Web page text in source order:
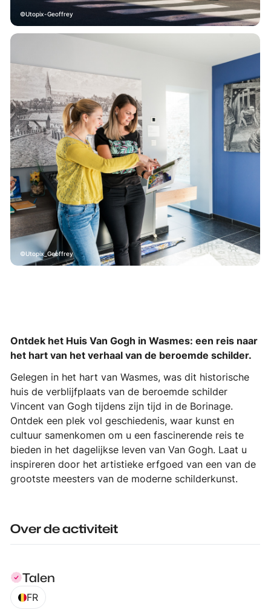
Utopix-Geoffrey
Utopix_Geoffrey
Ontdek het Huis Van Gogh in Wasmes: een reis naar
het hart van het verhaal van de beroemde schilder.
Gelegen in het hart van Wasmes, was dit historische
huis de verblijfplaats van de beroemde schilder
Vincent van Gogh tijdens zijn tijd in de Borinage.
Ontdek een plek vol geschiedenis, waar kunst en
cultuur samenkomen om u een fascinerende reis te
bieden in het dagelijkse leven van Van Gogh. Laat u
inspireren door het artistieke erfgoed van een van de
grootste meesters van de moderne schilderkunst.
Over de activiteit
Talen
FR